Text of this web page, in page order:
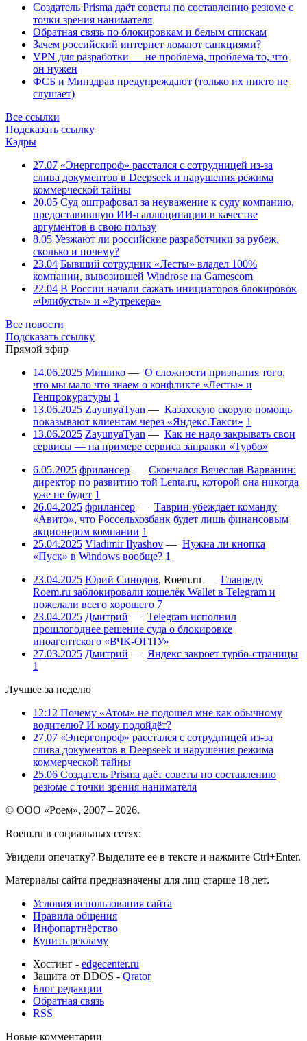
Создатель Prisma даёт советы по составлению резюме с
точки зрения нанимателя
Обратная связь по блокировкам и белым спискам
Зачем российский интернет ломают санкциями?
VPN для разработки — не проблема, проблема то, что
он нужен
ФСБ и Минздрав предупреждают (только их никто не
слушает)
Все ссылки
Подсказать ссылку
Кадры
27.07 «Энергопроф» расстался с сотрудницей из-за
слива документов в Deepseek и нарушения режима
коммерческой тайны
20.05 Суд оштрафовал за неуважение к суду компанию,
предоставившую ИИ-галлюцинации в качестве
аргументов в свою пользу
8.05 Уезжают ли российские разработчики за рубеж,
сколько и почему?
23.04 Бывший сотрудник «Лесты» владел 100%
компании, вывозившей Windrose на Gamescom
22.04 В России начали сажать инициаторов блокировок
«Флибусты» и «Рутрекера»
Все новости
Подсказать ссылку
Прямой эфир
14.06.2025 Мишико — О сложности признания того,
что мы мало что знаем о конфликте «Лесты» и
Генпрокуратуры 1
13.06.2025 ZayunyaTyan — Казахскую скорую помощь
показывают клиентам через «Яндекс.Такси» 1
13.06.2025 ZayunyaTyan — Как не надо закрывать свои
сервисы — на примере сервиса заправки «Турбо»
6.05.2025 фрилансер — Скончался Вячеслав Варванин:
директор по развитию той Lenta.ru, которой она никогда
уже не будет 1
26.04.2025 фрилансер — Таврин убеждает команду
«Авито», что Россельхозбанк будет лишь финансовым
акционером компании 1
25.04.2025 Vladimir Ilyashov — Нужна ли кнопка
«Пуск» в Windows вообще? 1
23.04.2025 Юрий Синодов, Roem.ru — Главреду
Roem.ru заблокировали кошелёк Wallet в Telegram и
пожелали всего хорошего 7
23.04.2025 Дмитрий — Telegram исполнил
прошлогоднее решение суда о блокировке
иноагентского «ВЧК-ОГПУ»
27.03.2025 Дмитрий — Яндекс закроет турбо-страницы
1
Лучшее за неделю
12:12 Почему «Атом» не подошёл мне как обычному
водителю? И кому подойдёт?
27.07 «Энергопроф» расстался с сотрудницей из-за
слива документов в Deepseek и нарушения режима
коммерческой тайны
25.06 Создатель Prisma даёт советы по составлению
резюме с точки зрения нанимателя
© ООО «Роем», 2007 – 2026.
Roem.ru в социальных сетях:
Увидели опечатку? Выделите ее в тексте и нажмите Ctrl+Enter.
Материалы сайта предназначены для лиц старше 18 лет.
Условия использования сайта
Правила общения
Инфопартнёрство
Купить рекламу
Хостинг - edgecenter.ru
Защита от DDOS - Qrator
Блог редакции
Обратная связь
RSS
Новые комментарии